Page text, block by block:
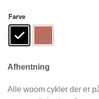
Farve
Afhentning
Alle woom cykler der er